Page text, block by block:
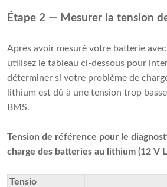
Étape 2 — Mesurer la tension
Après avoir mesuré votre batterie
utilisez le tableau ci-dessous pour
déterminer si votre problème de
lithium est dû à une tension trop
BMS.
Tension de référence pour le
charge des batteries au lithium (12 V
Tensio